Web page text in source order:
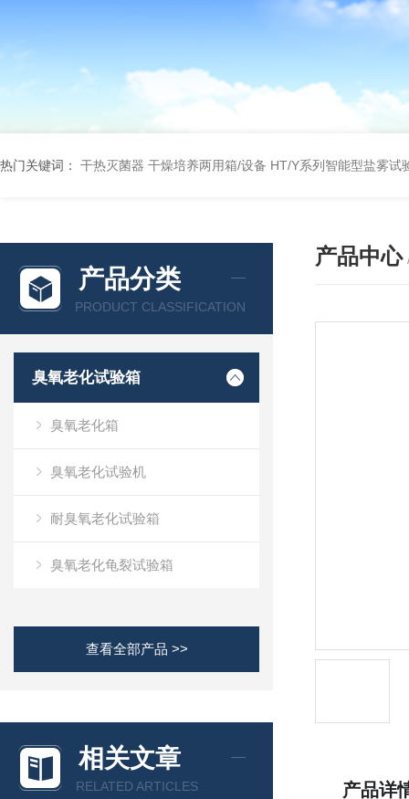
热门关键词： 干热灭菌器 干燥培养两用箱/设备 HT/Y系列智能型盐雾试
产品分类
PRODUCT CLASSIFICATION
臭氧老化试验箱
臭氧老化箱
臭氧老化试验机
耐臭氧老化试验箱
臭氧老化龟裂试验箱
查看全部产品 >>
相关文章
RELATED ARTICLES
产品中心
产品详